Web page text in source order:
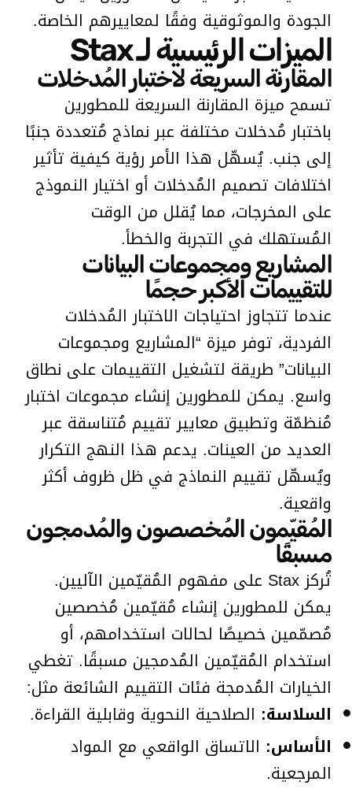
الجودة والموثوقية وفقًا لمعاييرهم الخاصة.
الميزات الرئيسية لـ Stax
المقارنة السريعة لاختبار المُدخلات
تسمح ميزة المقارنة السريعة للمطورين
باختبار مُدخلات مختلفة عبر نماذج مُتعددة جنبًا
إلى جنب. يُسهّل هذا الأمر رؤية كيفية تأثير
اختلافات تصميم المُدخلات أو اختيار النموذج
على المخرجات، مما يُقلل من الوقت
المُستهلك في التجربة والخطأ.
المشاريع ومجموعات البيانات
للتقييمات الأكبر حجمًا
عندما تتجاوز احتياجات الاختبار المُدخلات
الفردية، توفر ميزة “المشاريع ومجموعات
البيانات” طريقة لتشغيل التقييمات على نطاق
واسع. يمكن للمطورين إنشاء مجموعات اختبار
مُنظمّة وتطبيق معايير تقييم مُتناسقة عبر
العديد من العينات. يدعم هذا النهج التكرار
ويُسهّل تقييم النماذج في ظل ظروف أكثر
واقعية.
المُقيّمون المُخصصون والمُدمجون
مسبقًا
تُركز Stax على مفهوم المُقيّمين الآليين.
يمكن للمطورين إنشاء مُقيّمين مُخصصين
مُصمّمين خصيصًا لحالات استخدامهم، أو
استخدام المُقيّمين المُدمجين مسبقًا. تغطي
الخيارات المُدمجة فئات التقييم الشائعة مثل:
السلاسة: الصلاحية النحوية وقابلية القراءة.
الأساس: الاتساق الواقعي مع المواد
المرجعية.